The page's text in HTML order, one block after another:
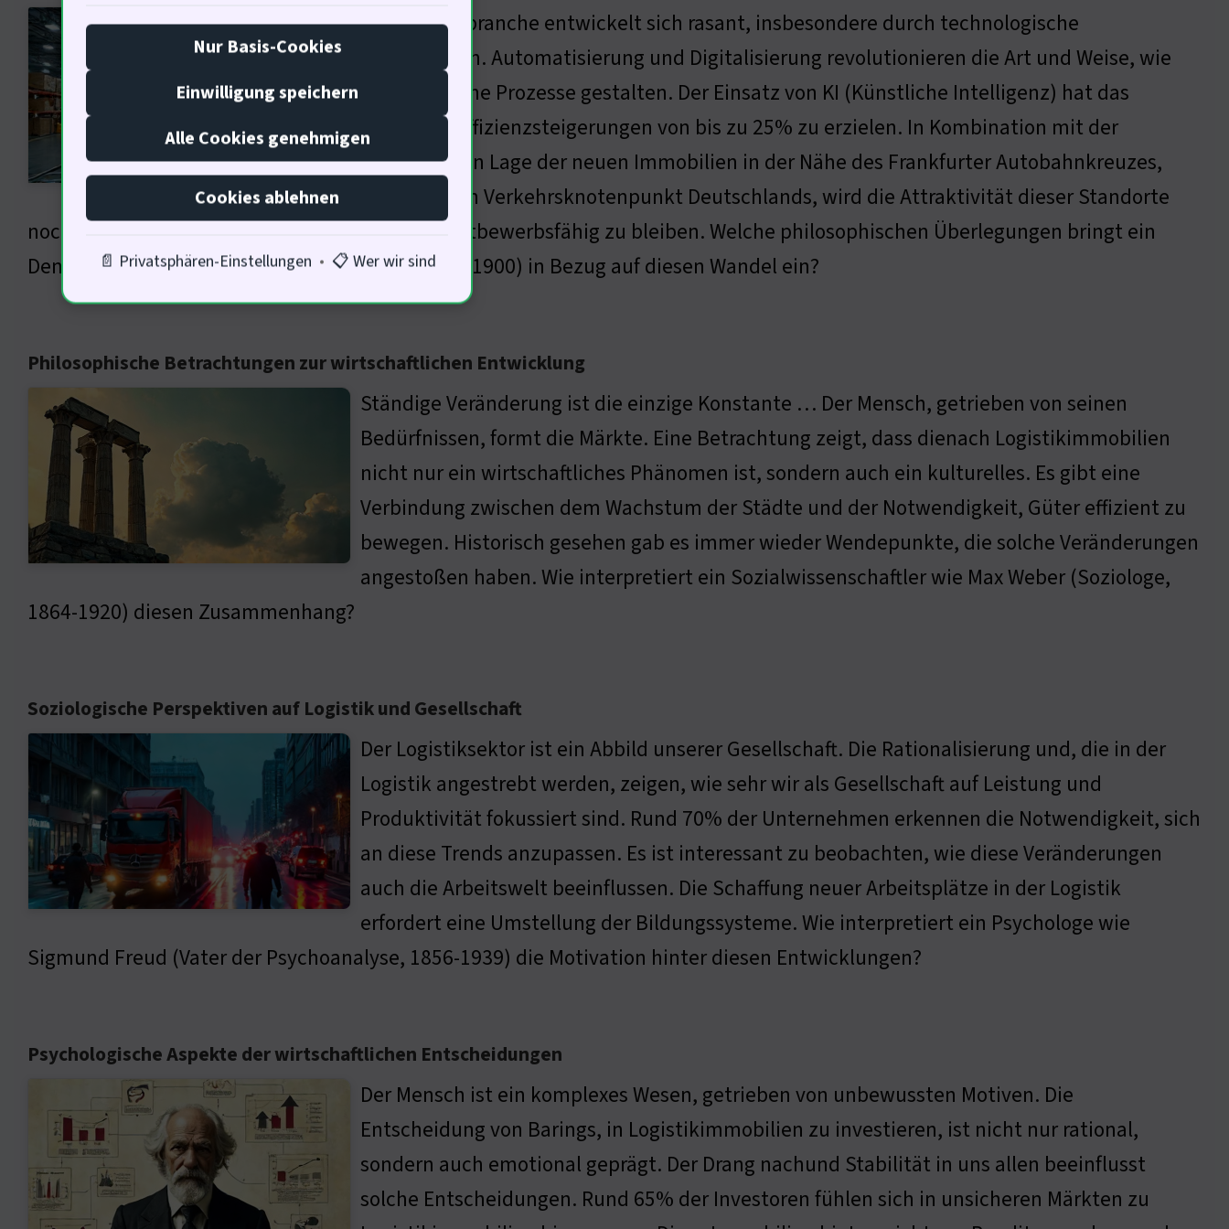
Die Logistikbranche entwickelt sich rasant, insbesondere durch technologische
Innovationen. Automatisierung und Digitalisierung revolutionieren die Art und Weise, wie
wir logistische Prozesse gestalten. Der Einsatz von KI (Künstliche Intelligenz) hat das
Potenzial, Effizienzsteigerungen von bis zu 25% zu erzielen. In Kombination mit der
strategischen Lage der neuen Immobilien in der Nähe des Frankfurter Autobahnkreuzes,
dem größten Verkehrsknotenpunkt Deutschlands, wird die Attraktivität dieser Standorte
noch deutlicher »müssen sich anpassen, um wettbewerbsfähig zu bleiben. Welche philosophischen Überlegungen bringt ein
Denker wie Friedrich Nietzsche (Philosoph, 1844-1900) in Bezug auf diesen Wandel ein?
Philosophische Betrachtungen zur wirtschaftlichen Entwicklung
Ständige Veränderung ist die einzige Konstante … Der Mensch, getrieben von seinen
Bedürfnissen, formt die Märkte. Eine Betrachtung zeigt, dass dienach Logistikimmobilien
nicht nur ein wirtschaftliches Phänomen ist, sondern auch ein kulturelles. Es gibt eine
Verbindung zwischen dem Wachstum der Städte und der Notwendigkeit, Güter effizient zu
bewegen. Historisch gesehen gab es immer wieder Wendepunkte, die solche Veränderungen
angestoßen haben. Wie interpretiert ein Sozialwissenschaftler wie Max Weber (Soziologe,
1864-1920) diesen Zusammenhang?
Soziologische Perspektiven auf Logistik und Gesellschaft
Der Logistiksektor ist ein Abbild unserer Gesellschaft. Die Rationalisierung und, die in der
Logistik angestrebt werden, zeigen, wie sehr wir als Gesellschaft auf Leistung und
Produktivität fokussiert sind. Rund 70% der Unternehmen erkennen die Notwendigkeit, sich
an diese Trends anzupassen. Es ist interessant zu beobachten, wie diese Veränderungen
auch die Arbeitswelt beeinflussen. Die Schaffung neuer Arbeitsplätze in der Logistik
erfordert eine Umstellung der Bildungssysteme. Wie interpretiert ein Psychologe wie
Sigmund Freud (Vater der Psychoanalyse, 1856-1939) die Motivation hinter diesen Entwicklungen?
Psychologische Aspekte der wirtschaftlichen Entscheidungen
Der Mensch ist ein komplexes Wesen, getrieben von unbewussten Motiven. Die
Entscheidung von Barings, in Logistikimmobilien zu investieren, ist nicht nur rational,
sondern auch emotional geprägt. Der Drang nachund Stabilität in uns allen beeinflusst
solche Entscheidungen. Rund 65% der Investoren fühlen sich in unsicheren Märkten zu
Nur Basis-Cookies
Einwilligung speichern
Alle Cookies genehmigen
Cookies ablehnen
📄 Privatsphären-Einstellungen • 📋 Wer wir sind